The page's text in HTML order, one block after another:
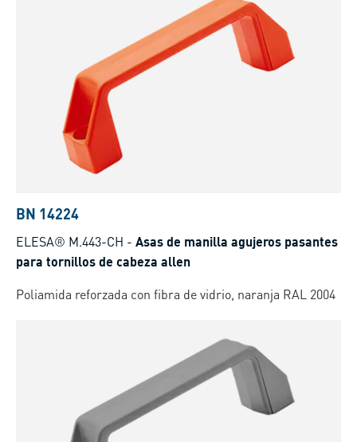
BN 14224
ELESA® M.443-CH - Asas de manilla agujeros pasantes
para tornillos de cabeza allen
Poliamida reforzada con fibra de vidrio, naranja RAL 2004